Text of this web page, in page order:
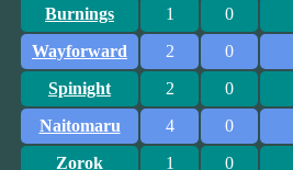
Burnings
1 0
Wayforward
2 0
Spinight
2 0
Naitomaru
4 0
Zorok
1 0